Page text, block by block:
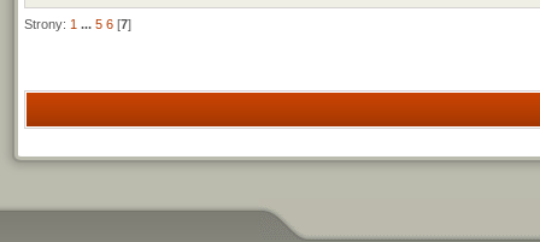
Strony: 1 ... 5 6 [7]